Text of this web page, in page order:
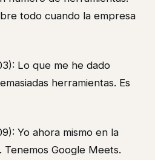
todo cuando la empresa
Lo que me he dado
herramientas. Es
Yo ahora mismo en la
Google Meets.